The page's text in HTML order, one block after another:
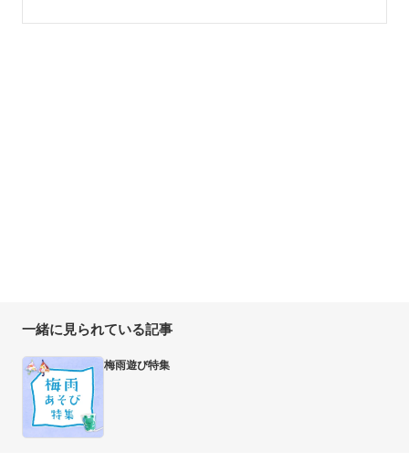
一緒に見られている記事
梅雨遊び特集